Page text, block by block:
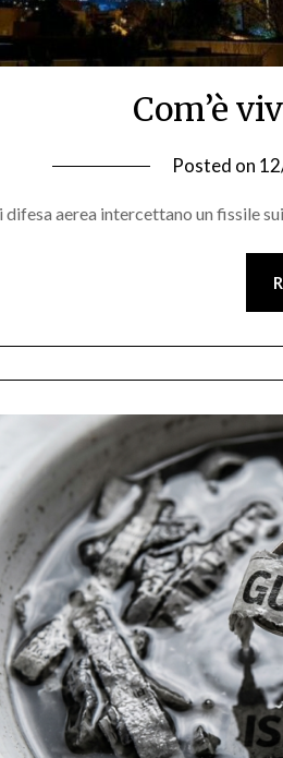
Com’è
Posted on
difesa aerea intercettano un fissile